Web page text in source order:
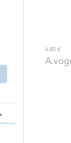
6,80 €